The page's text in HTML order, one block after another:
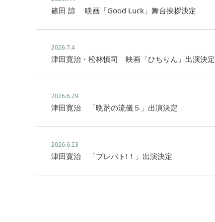
篠田 諒 映画「Good Luck」舞台挨拶決定
2026.7.4
津田寛治・松林慎司 映画「ひちりん」出演決定
2026.6.29
津田寛治 「晩酌の流儀５」出演決定
2026.6.23
津田寛治 「プレバト!！」出演決定